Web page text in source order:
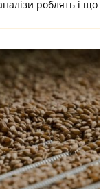
роблять і що